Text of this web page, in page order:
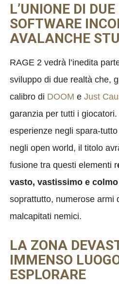
L’UNIONE DI
SOFTWARE
AVALANCHE
RAGE 2 vedrà l’inedita
sviluppo di due realtà che,
calibro di DOOM e Just
garanzia per tutti i
esperienze negli spara-
negli open world, il titolo
fusione tra questi elementi r
vasto, vastissimo e
soprattutto, numerose armi
malcapitati nemici.
LA ZONA
IMMENSO
ESPLORARE